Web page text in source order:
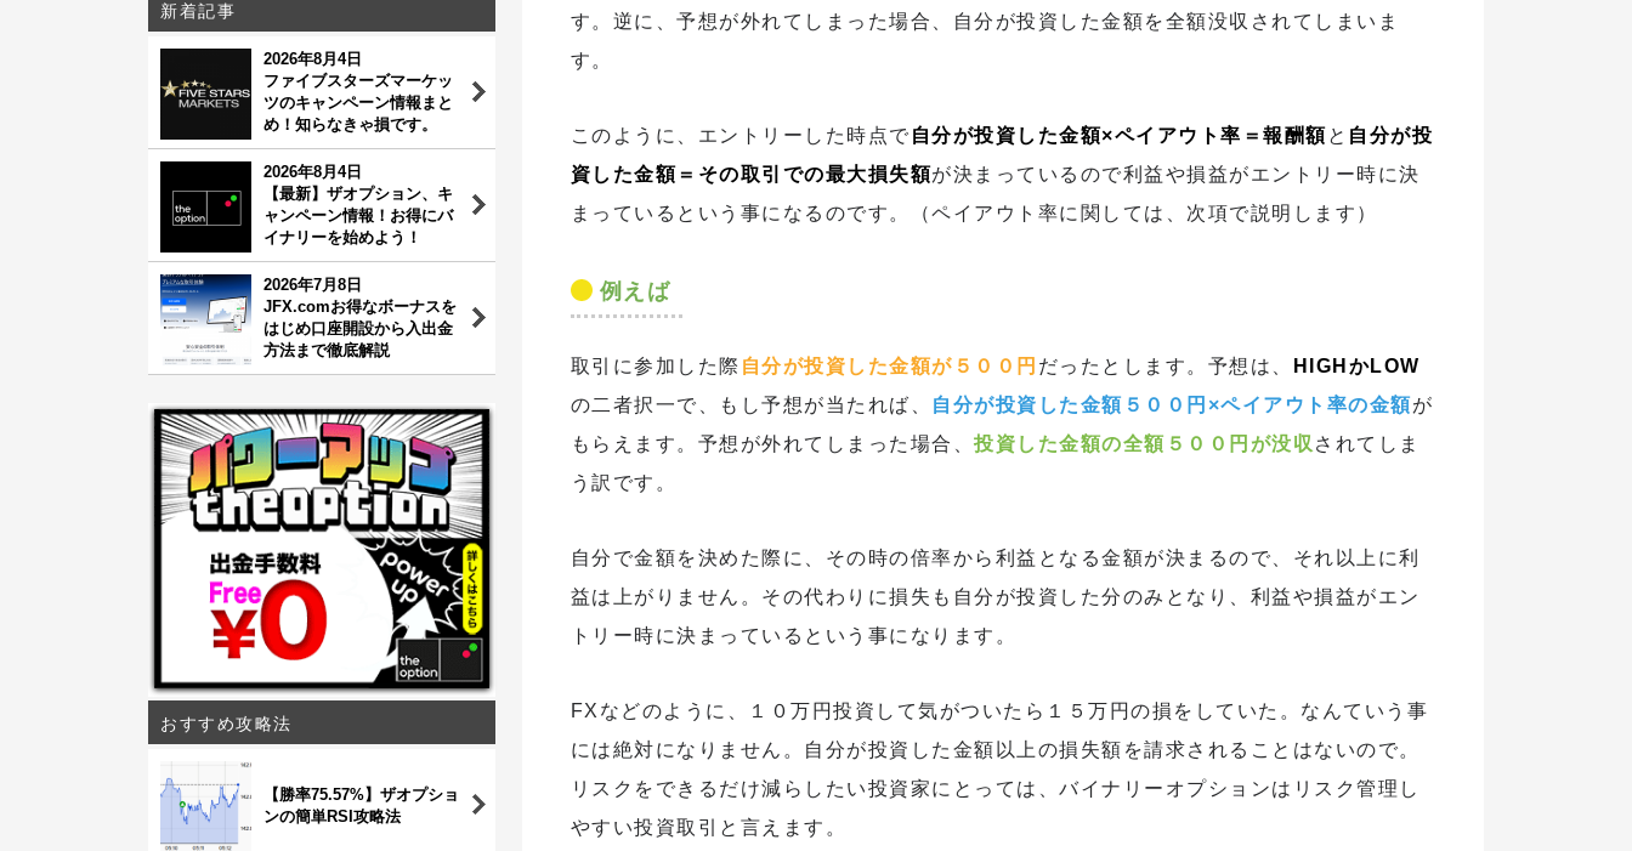
す。逆に、予想が外れてしまった場合、自分が投資した金額を全額没収されてしまいま
す。
このように、エントリーした時点で 自分が投資した金額×ペイアウト率＝報酬額と 自分が投
資した金額＝その取引での最大損失額が決まっているので利益や損益がエントリー時に決
まっているという事になるのです。（ペイアウト率に関しては、次項で説明します）
例えば
取引に参加した際 自分が投資した金額が５００円 だったとします。予想は、
HIGHかLOW
の二者択一で、もし予想が当たれば、
自分が投資した金額５００円×ペイアウト率の金額が
もらえます。予想が外れてしまった場合、投資した金額の全額５００円が没収 されてしま
う訳です。
自分で金額を決めた際に、その時の倍率から利益となる金額が決まるので、それ以上に利
益は上がりません。その代わりに損失も自分が投資した分のみとなり、利益や損益がエン
トリー時に決まっているという事になります。
FXなどのように、１０万円投資して気がついたら１５万円の損をしていた。なんていう事
には絶対になりません。自分が投資した金額以上の損失額を請求されることはないので。
リスクをできるだけ減らしたい投資家にとっては、バイナリーオプションはリスク管理し
やすい投資取引と言えます。
新着記事
2026年8月4日
ファイブスターズマーケッ
ツのキャンペーン情報まと
め！知らなきゃ損です。
2026年8月4日
【最新】ザオプション、キ
ャンペーン情報！お得にバ
イナリーを始めよう！
2026年7月8日
JFX.comお得なボーナスを
はじめ口座開設から入出金
方法まで徹底解説
おすすめ攻略法
【勝率75.57%】ザオプショ
ンの簡単RSI攻略法